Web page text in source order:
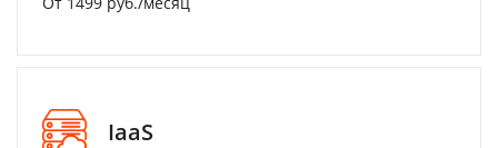
IaaS